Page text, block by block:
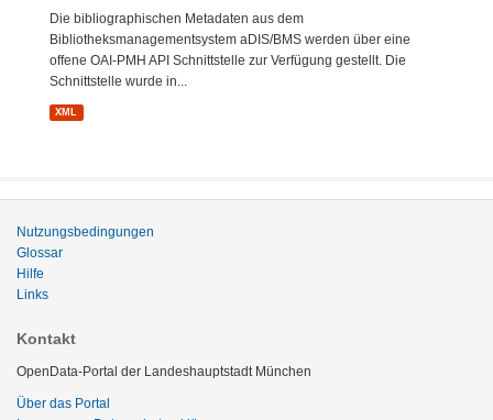
Die bibliographischen Metadaten aus dem
Bibliotheksmanagementsystem aDIS/BMS werden über eine
offene OAI-PMH API Schnittstelle zur Verfügung gestellt. Die
Schnittstelle wurde in...
XML
Nutzungsbedingungen
Glossar
Hilfe
Links
Kontakt
OpenData-Portal der Landeshauptstadt München
Über das Portal